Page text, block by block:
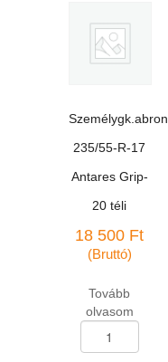
235/55-R-17
Antares Grip-
20 téli
18 500 Ft
(Bruttó)
Tovább
olvasom
235/55-